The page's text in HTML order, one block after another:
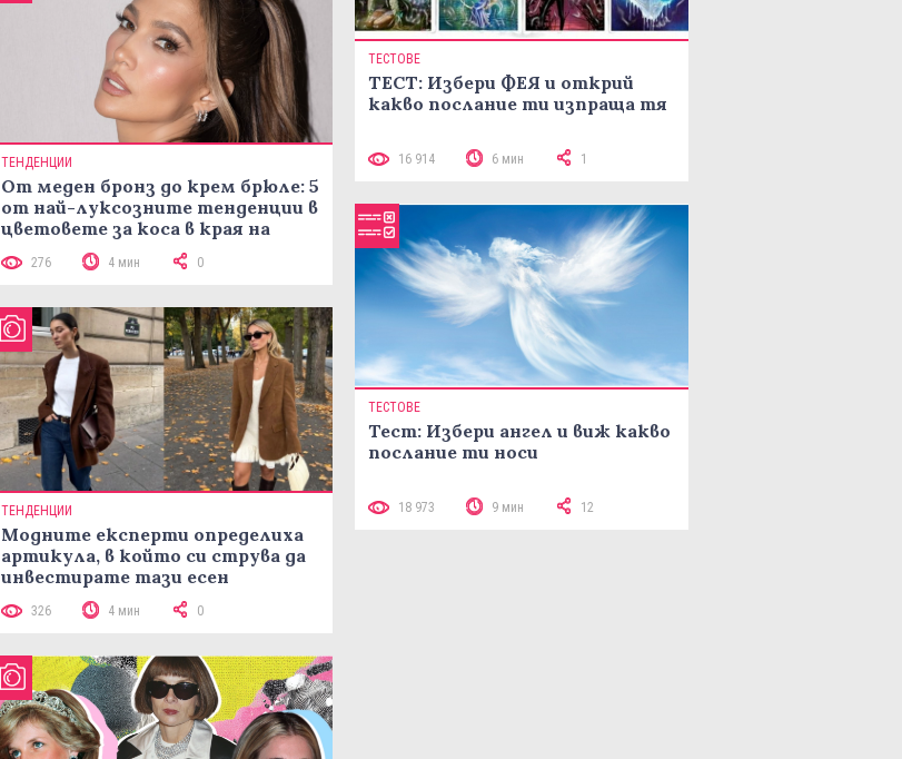
ТЕНДЕНЦИИ
От меден бронз до крем брюле: 5
от най-луксозните тенденции в
цветовете за коса в края на
276 4 мин 0
ТЕНДЕНЦИИ
Модните експерти определиха
артикула, в който си струва да
инвестирате тази есен
326 4 мин 0
ТЕСТОВЕ
ТЕСТ: Избери ФЕЯ и открий
какво послание ти изпраща тя
16 914 6 мин 1
ТЕСТОВЕ
Тест: Избери ангел и виж какво
послание ти носи
18 973 9 мин 12